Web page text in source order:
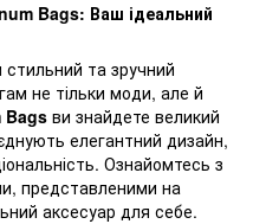
Bags: Ваш ідеальний
та зручний
не тільки моди, але й
Bagsви знайдете великий
елегантний дизайн,
Ознайомтесь з
представленими на
аксесуар для себе.